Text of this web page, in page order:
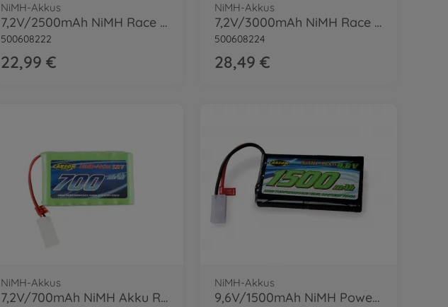
NiMH-Akkus
7,2V/2500mAh NiMH Race Akku TAM
500608222
22,99 €
NiMH-Akkus
7,2V/3000mAh NiMH Race Akku TAM
500608224
28,49 €
NiMH-Akkus
7,2V/700mAh NiMH Akku Race Shark TAM
NiMH-Akkus
9,6V/1500mAh NiMH Power Akku TAM